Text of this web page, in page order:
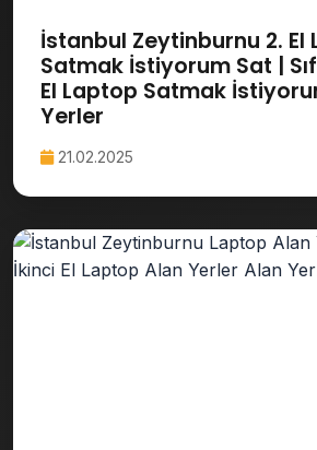
İstanbul Zeytinburnu 2. El
Satmak İstiyorum Sat |
El Laptop Satmak
Yerler
21.02.2025